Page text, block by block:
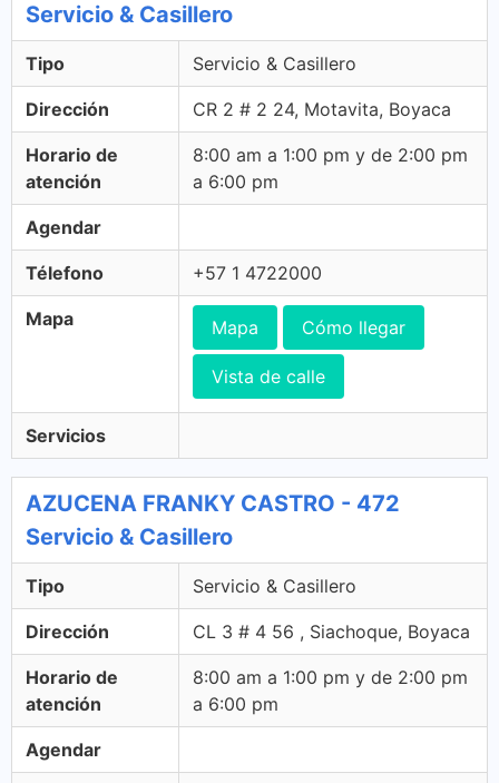
Servicio & Casillero
Tipo Servicio & Casillero
Dirección CR 2 # 2 24, Motavita, Boyaca
Horario de
atención
8:00 am a 1:00 pm y de 2:00 pm
a 6:00 pm
Agendar
Télefono +57 1 4722000
Mapa Mapa Cómo llegar
Vista de calle
Servicios
AZUCENA FRANKY CASTRO - 472
Servicio & Casillero
Tipo Servicio & Casillero
Dirección CL 3 # 4 56 , Siachoque, Boyaca
Horario de
atención
8:00 am a 1:00 pm y de 2:00 pm
a 6:00 pm
Agendar